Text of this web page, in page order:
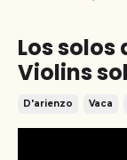
Los solos
Violins
D'arienzo Vaca